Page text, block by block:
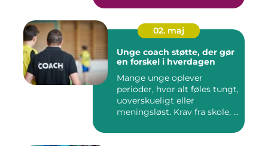
02. maj
Unge coach støtte, der gør
en forskel i hverdagen
Mange unge oplever
perioder, hvor alt føles tungt,
uoverskueligt eller
meningsløst. Krav fra skole, ...